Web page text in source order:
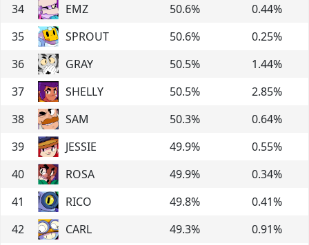
34
EMZ 50.6% 0.44%
35
SPROUT 50.6% 0.25%
36
GRAY 50.5% 1.44%
37
SHELLY 50.5% 2.85%
38
SAM 50.3% 0.64%
39
JESSIE 49.9% 0.55%
40
ROSA 49.9% 0.34%
41
RICO 49.8% 0.41%
42
CARL 49.3% 0.91%